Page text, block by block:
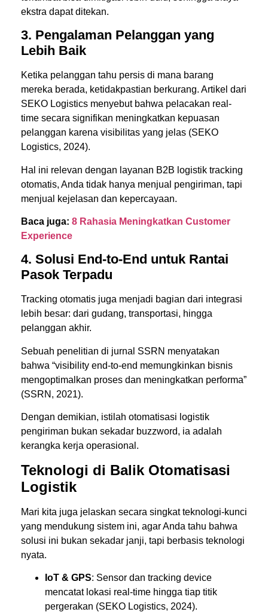
ekstra dapat ditekan.
3. Pengalaman Pelanggan yang
Lebih Baik
Ketika pelanggan tahu persis di mana barang
mereka berada, ketidakpastian berkurang. Artikel dari
SEKO Logistics menyebut bahwa pelacakan real-
time secara signifikan meningkatkan kepuasan
pelanggan karena visibilitas yang jelas (SEKO
Logistics, 2024).
Hal ini relevan dengan layanan B2B logistik tracking
otomatis, Anda tidak hanya menjual pengiriman, tapi
menjual kejelasan dan kepercayaan.
Baca juga: 8 Rahasia Meningkatkan Customer
Experience
4. Solusi End-to-End untuk Rantai
Pasok Terpadu
Tracking otomatis juga menjadi bagian dari integrasi
lebih besar: dari gudang, transportasi, hingga
pelanggan akhir.
Sebuah penelitian di jurnal SSRN menyatakan
bahwa “visibility end-to-end memungkinkan bisnis
mengoptimalkan proses dan meningkatkan performa”
(SSRN, 2021).
Dengan demikian, istilah otomatisasi logistik
pengiriman bukan sekadar buzzword, ia adalah
kerangka kerja operasional.
Teknologi di Balik Otomatisasi
Logistik
Mari kita juga jelaskan secara singkat teknologi-kunci
yang mendukung sistem ini, agar Anda tahu bahwa
solusi ini bukan sekadar janji, tapi berbasis teknologi
nyata.
IoT & GPS: Sensor dan tracking device
mencatat lokasi real-time hingga tiap titik
pergerakan (SEKO Logistics, 2024).